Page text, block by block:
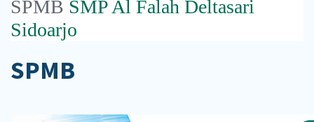
SPMB SMP Al Falah Deltasari
Sidoarjo
SPMB